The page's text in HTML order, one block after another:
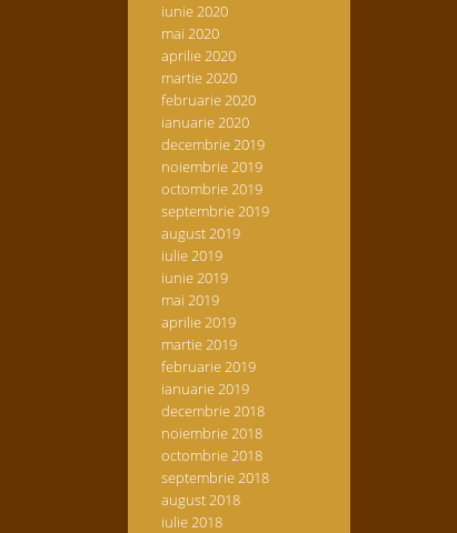
iunie 2020
mai 2020
aprilie 2020
martie 2020
februarie 2020
ianuarie 2020
decembrie 2019
noiembrie 2019
octombrie 2019
septembrie 2019
august 2019
iulie 2019
iunie 2019
mai 2019
aprilie 2019
martie 2019
februarie 2019
ianuarie 2019
decembrie 2018
noiembrie 2018
octombrie 2018
septembrie 2018
august 2018
iulie 2018